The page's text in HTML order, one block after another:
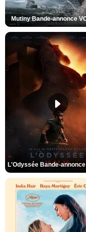
Mutiny Bande-annonce